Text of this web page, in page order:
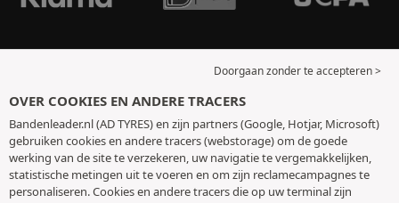
Doorgaan zonder te accepteren >
OVER COOKIES EN ANDERE TRACERS
Bandenleader.nl (AD TYRES) en zijn partners (Google, Hotjar, Microsoft)
gebruiken cookies en andere tracers (webstorage) om de goede
werking van de site te verzekeren, uw navigatie te vergemakkelijken,
statistische metingen uit te voeren en om zijn reclamecampagnes te
personaliseren. Cookies en andere tracers die op uw terminal zijn